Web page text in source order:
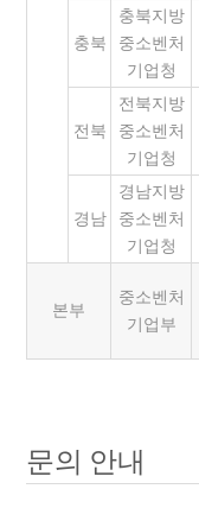
충북
충북지방
중소벤처
기업청
전북
전북지방
중소벤처
기업청
경남
경남지방
중소벤처
기업청
본부
중소벤처
기업부
문의 안내